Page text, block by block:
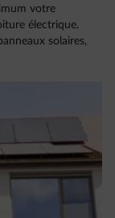
votre
électrique.
solaires,